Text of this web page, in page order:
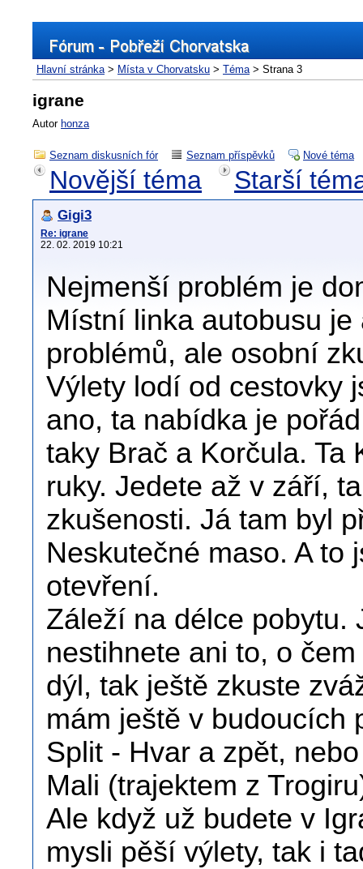
Hlavní stránka> Místa v Chorvatsku > Téma> Strana 3
igrane
Autor honza
Seznam diskusních fór Seznam příspěvků Nové téma
Novější téma Starší
Gigi3
Re: igrane
22. 02. 2019 10:21
Nejmenší problém je
Místní linka autobusu
problémů, ale osobní
Výlety lodí od cestovky
ano, ta nabídka je
taky Brač a Korčula. Ta
ruky. Jedete až v září,
zkušenosti. Já tam byl
Neskutečné maso. A to
otevření.
Záleží na délce pobytu.
nestihnete ani to, o
dýl, tak ještě zkuste
mám ještě v budoucích
Split - Hvar a zpět,
Mali (trajektem z
Ale když už budete v
mysli pěší výlety, tak i